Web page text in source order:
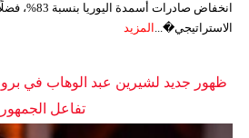
انخفاض صادرات
الاستراتيجي�... المزيد
ظهور جديد لشيرين عبد الوهاب في
تفاعل الجمهور